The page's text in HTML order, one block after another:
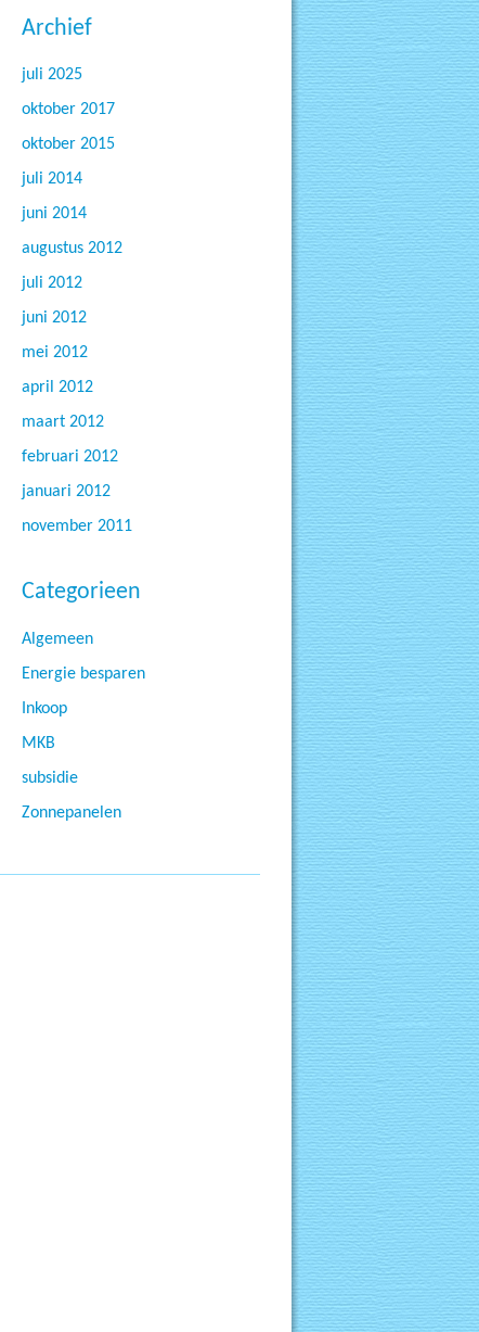
Archief
juli 2025
oktober 2017
oktober 2015
juli 2014
juni 2014
augustus 2012
juli 2012
juni 2012
mei 2012
april 2012
maart 2012
februari 2012
januari 2012
november 2011
Categorieen
Algemeen
Energie besparen
Inkoop
MKB
subsidie
Zonnepanelen